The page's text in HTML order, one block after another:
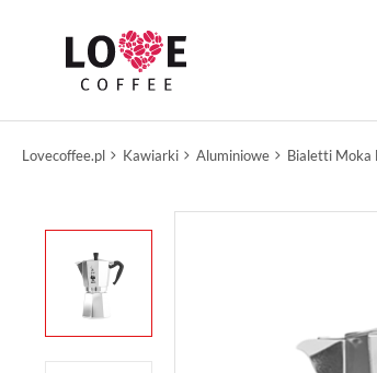
Lovecoffee.pl Kawiarki Aluminiowe Bialetti Moka